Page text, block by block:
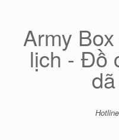
Army
lịch - Đồ